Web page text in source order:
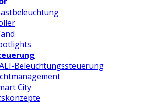
Beleuchtungssteuerung
City